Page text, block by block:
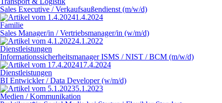
Sales Executive / Verkaufsaußendienst (m/w/d)
1.4.2024
Familie
Sales Manager/in / Vertriebsmanager/in (w/m/d)
4.1.2022
Dienstleistungen
Informationssicherheitsmanager ISMS / NIST / BCM (m/w/d)
17.4.2024
Dienstleistungen
BI Entwickler / Data Developer (w/m/d)
5.1.2023
Medien / Kommunikation